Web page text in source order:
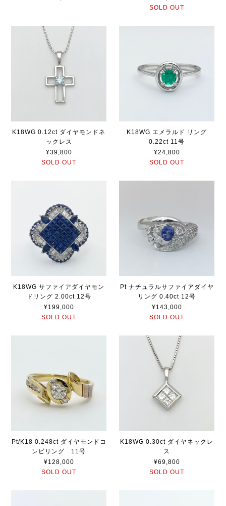
SOLD OUT
K18WG 0.12ct ダイヤモンドネ
ックレス
¥39,800
SOLD OUT
K18WG エメラルド リング
0.22ct 11号
¥24,800
SOLD OUT
K18WG サファイアダイヤモン
ドリング 2.00ct 12号
¥199,000
SOLD OUT
Pt ナチュラルサファイアダイヤ
リング 0.40ct 12号
¥143,000
SOLD OUT
Pt/K18 0.248ct ダイヤモンドコ
ンビリング 11号
¥128,000
SOLD OUT
K18WG 0.30ct ダイヤネックレ
ス
¥69,800
SOLD OUT